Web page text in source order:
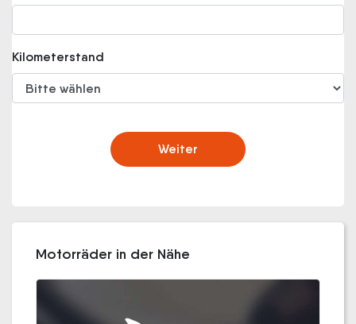
Kilometerstand
Weiter
Motorräder in der Nähe